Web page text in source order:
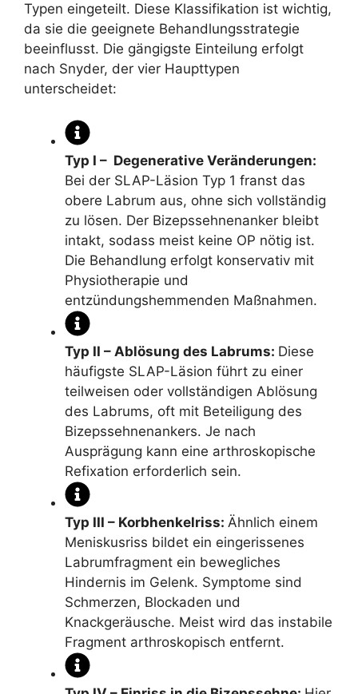
Typen eingeteilt. Diese Klassifikation ist wichtig,
da sie die geeignete Behandlungsstrategie
beeinflusst. Die gängigste Einteilung erfolgt
nach Snyder, der vier Haupttypen
unterscheidet:
Typ I – Degenerative Veränderungen:
Bei der SLAP-Läsion Typ 1 franst das
obere Labrum aus, ohne sich vollständig
zu lösen. Der Bizepssehnenanker bleibt
intakt, sodass meist keine OP nötig ist.
Die Behandlung erfolgt konservativ mit
Physiotherapie und
entzündungshemmenden Maßnahmen.
Typ II – Ablösung des Labrums: Diese
häufigste SLAP-Läsion führt zu einer
teilweisen oder vollständigen Ablösung
des Labrums, oft mit Beteiligung des
Bizepssehnenankers. Je nach
Ausprägung kann eine arthroskopische
Refixation erforderlich sein.
Typ III – Korbhenkelriss: Ähnlich einem
Meniskusriss bildet ein eingerissenes
Labrumfragment ein bewegliches
Hindernis im Gelenk. Symptome sind
Schmerzen, Blockaden und
Knackgeräusche. Meist wird das instabile
Fragment arthroskopisch entfernt.